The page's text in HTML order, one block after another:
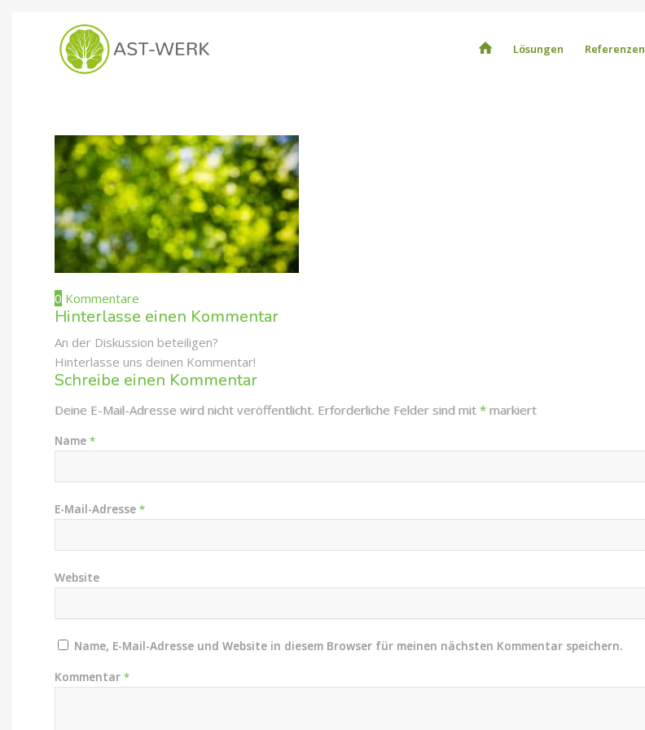
Lösungen Referenzen
0 Kommentare
Hinterlasse einen Kommentar
An der Diskussion beteiligen?
Hinterlasse uns deinen Kommentar!
Schreibe einen Kommentar
Deine E-Mail-Adresse wird nicht veröffentlicht. Erforderliche Felder sind mit * markiert
Name *
E-Mail-Adresse *
Website
Name, E-Mail-Adresse und Website in diesem Browser für meinen nächsten Kommentar speichern.
Kommentar *